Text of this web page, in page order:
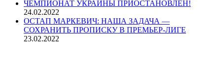
ЧЕМПИОНАТ УКРАИНЫ ПРИОСТАНОВЛЕН!
24.02.2022
ОСТАП МАРКЕВИЧ: НАША ЗАДАЧА —
СОХРАНИТЬ ПРОПИСКУ В ПРЕМЬЕР-ЛИГЕ
23.02.2022